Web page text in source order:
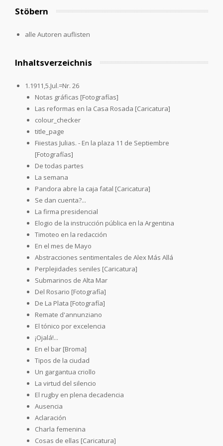
Stöbern
alle Autoren auflisten
Inhaltsverzeichnis
1.1911,5.Jul.=Nr. 26
Notas gráficas [Fotografías]
Las reformas en la Casa Rosada [Caricatura]
colour_checker
title_page
Fiiestas Julias. - En la plaza 11 de Septiembre
[Fotografías]
De todas partes
La semana
Pandora abre la caja fatal [Caricatura]
Se dan cuenta?...
La firma presidencial
Elogio de la instrucción pública en la Argentina
Timoteo en la redacción
En el mes de Mayo
Abstracciones sentimentales de Alex Más Allá
Perplejidades seniles [Caricatura]
Submarinos de Alta Mar
Del Rosario [Fotografía]
De La Plata [Fotografía]
Remate d'annunziano
El tónico por excelencia
¡Ojalá!...
En el bar [Broma]
Tipos de la ciudad
Un gargantua criollo
La virtud del silencio
El rugby en plena decadencia
Ausencia
Aclaración
Charla femenina
Cosas de ellas [Caricatura]